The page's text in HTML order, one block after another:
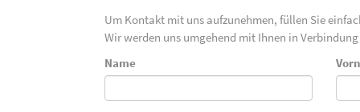
Um Kontakt mit uns aufzunehmen, füllen Sie
Wir werden uns umgehend mit Ihnen in
Name